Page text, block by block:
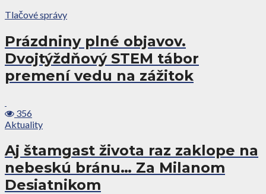
Tlačové správy
Prázdniny plné objavov.
Dvojtýždňový STEM tábor
premení vedu na zážitok
356
Aktuality
Aj štamgast života raz zaklope na
nebeskú bránu… Za Milanom
Desiatnikom